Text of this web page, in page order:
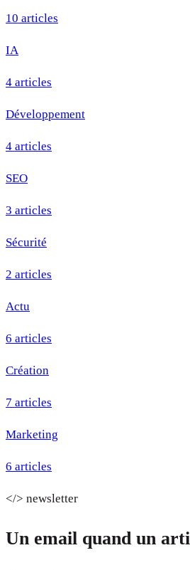
10 articles
IA
4 articles
Développement
4 articles
SEO
3 articles
Sécurité
2 articles
Actu
6 articles
Création
7 articles
Marketing
6 articles
</> newsletter
Un email quand un